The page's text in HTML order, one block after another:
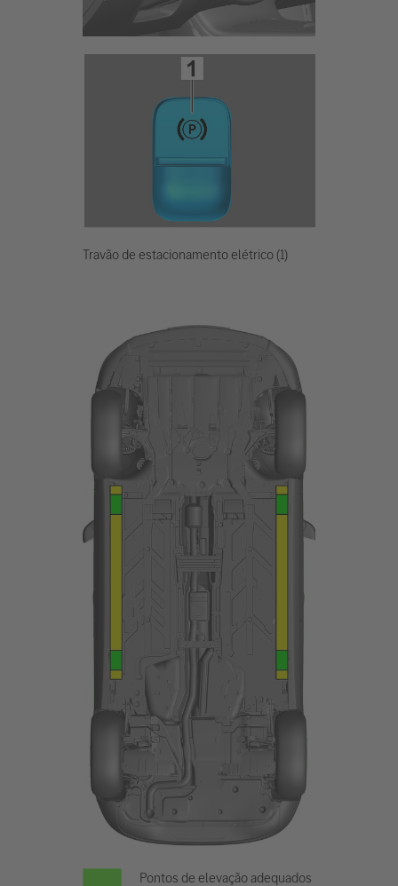
Travão de estacionamento elétrico (1)
Pontos de elevação adequados